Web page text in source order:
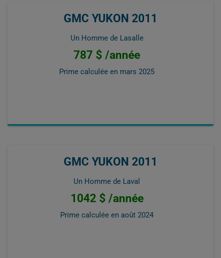
GMC YUKON 2011
Un Homme de Lasalle
787 $ /année
Prime calculée en mars 2025
GMC YUKON 2011
Un Homme de Laval
1042 $ /année
Prime calculée en août 2024